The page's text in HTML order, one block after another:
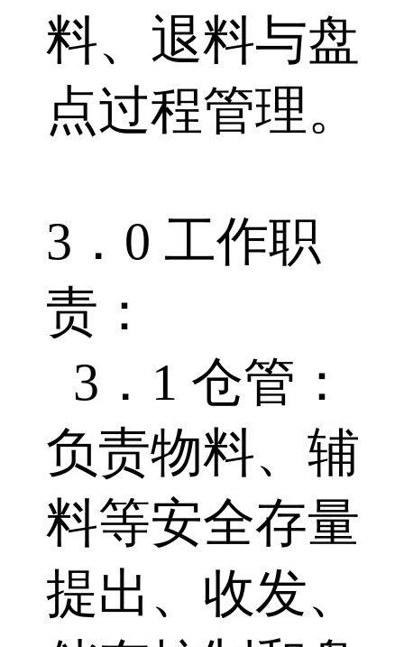
料、退料与盘
点过程管理。
3．0 工作职
责：
3．1 仓管：
负责物料、辅
料等安全存量
提出、收发、